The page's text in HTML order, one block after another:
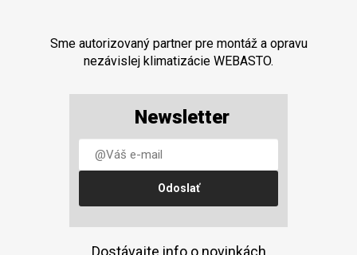
Sme autorizovaný partner pre montáž a opravu
nezávislej klimatizácie WEBASTO.
Newsletter
Dostávajte info o novinkách